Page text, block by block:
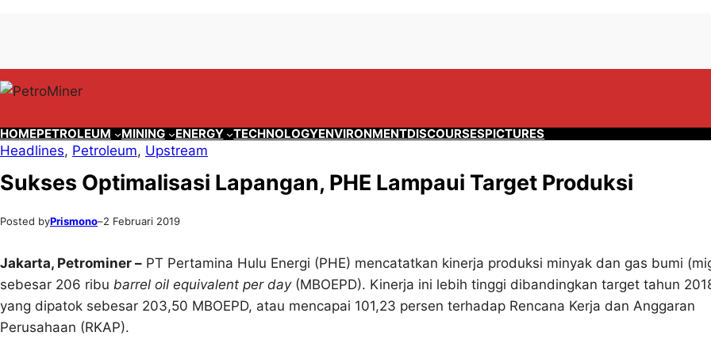
konten
content
HOMEPETROLEUM MINING ENERGY TECHNOLOGYENVIRONMENTDISCOURSESPICTURES
Headlines, Petroleum, Upstream
Sukses Optimalisasi Lapangan, PHE Lampaui Target Produksi
Posted byPrismono–2 Februari 2019
Jakarta, Petrominer – PT Pertamina Hulu Energi (PHE) mencatatkan kinerja produksi minyak dan gas bumi
sebesar 206 ribu barrel oil equivalent per day(MBOEPD). Kinerja ini lebih tinggi dibandingkan target tahun
yang dipatok sebesar 203,50 MBOEPD, atau mencapai 101,23 persen terhadap Rencana Kerja dan Anggaran
Perusahaan (RKAP).